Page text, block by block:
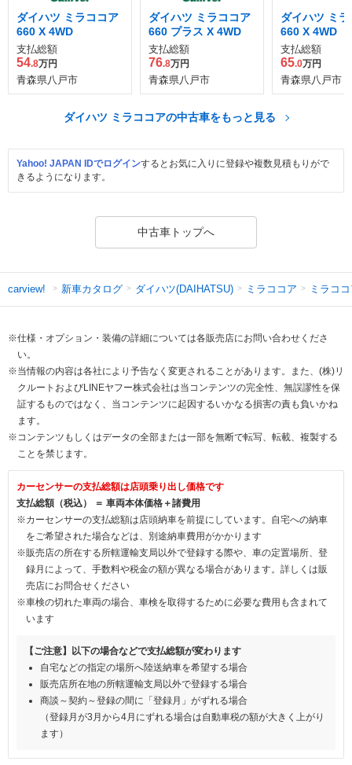
ダイハツ ミラココア
660 X 4WD
支払総額
54.8万円
青森県八戸市
ダイハツ ミラココア
660 プラス X 4WD
支払総額
76.8万円
青森県八戸市
ダイハツ ミ
660 X 4WD
支払総額
65.0万円
青森県八戸市
ダイハツ ミラココアの中古車をもっと見る
Yahoo! JAPAN IDでログインするとお気に入りに登録や複数見積もりがで
きるようになります。
中古車トップへ
carview! 新車カタログ ダイハツ(DAIHATSU) ミラココア ミラコ
※仕様・オプション・装備の詳細については各販売店にお問い合わせくださ
い。
※当情報の内容は各社により予告なく変更されることがあります。また、(株)リ
クルートおよびLINEヤフー株式会社は当コンテンツの完全性、無誤謬性を保
証するものではなく、当コンテンツに起因するいかなる損害の責も負いかね
ます。
※コンテンツもしくはデータの全部または一部を無断で転写、転載、複製する
ことを禁じます。
カーセンサーの支払総額は店頭乗り出し価格です
支払総額（税込） ＝ 車両本体価格＋諸費用
※カーセンサーの支払総額は店頭納車を前提にしています。自宅への納車
をご希望された場合などは、別途納車費用がかかります
※販売店の所在する所轄運輸支局以外で登録する際や、車の定置場所、登
録月によって、手数料や税金の額が異なる場合があります。詳しくは販
売店にお問合せください
※車検の切れた車両の場合、車検を取得するために必要な費用も含まれて
います
【ご注意】以下の場合などで支払総額が変わります
自宅などの指定の場所へ陸送納車を希望する場合
販売店所在地の所轄運輸支局以外で登録する場合
商談～契約～登録の間に「登録月」がずれる場合
（登録月が3月から4月にずれる場合は自動車税の額が大きく上がり
ます）